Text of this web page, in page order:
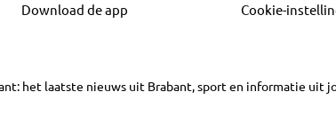
Download de app Cookie-
het laatste nieuws uit Brabant, sport en informatie uit